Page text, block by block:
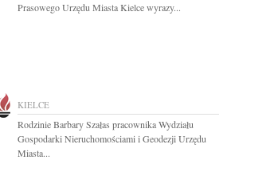
Prasowego Urzędu Miasta Kielce wyrazy...
KIELCE
Rodzinie Barbary Szałas pracownika Wydziału
Gospodarki Nieruchomościami i Geodezji Urzędu
Miasta...